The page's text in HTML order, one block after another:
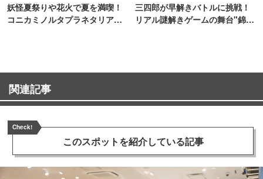
妖怪夏祭りや花火で夏を満喫！
コニカミノルタプラネタリア
三四郎が早解きバトルに挑戦！
リアル謎解きゲームの舞台"錦糸
関連記事
Check!
このスポットを紹介している記事